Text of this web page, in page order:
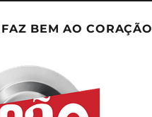
BEM AO CORAÇÃO